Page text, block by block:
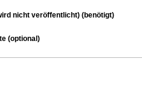
nicht veröffentlicht) (benötigt)
(optional)